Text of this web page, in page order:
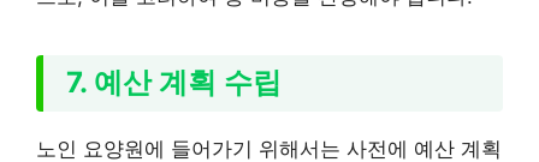
7. 예산 계획 수립
노인 요양원에 들어가기 위해서는 사전에 예산 계획